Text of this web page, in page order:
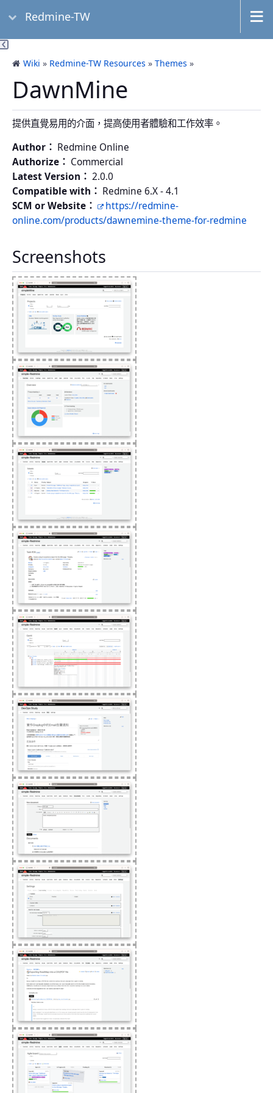
Redmine-TW
Wiki » Redmine-TW Resources » Themes »
DawnMine
提供直覺易用的介面，提高使用者體驗和工作效率。
Author： Redmine Online
Authorize： Commercial
Latest Version： 2.0.0
Compatible with： Redmine 6.X - 4.1
SCM or Website：
https://redmine-
online.com/products/dawnemine-theme-for-redmine
Screenshots